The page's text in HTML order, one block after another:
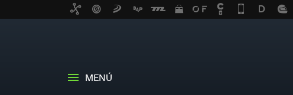
MENÚ